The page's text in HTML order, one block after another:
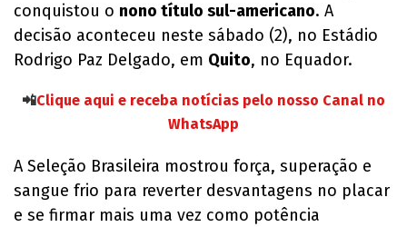
conquistou o nono título sul-americano. A
decisão aconteceu neste sábado (2), no Estádio
Rodrigo Paz Delgado, em Quito, no Equador.
📲Clique aqui e receba notícias pelo nosso Canal no
WhatsApp
A Seleção Brasileira mostrou força, superação e
sangue frio para reverter desvantagens no placar
e se firmar mais uma vez como potência